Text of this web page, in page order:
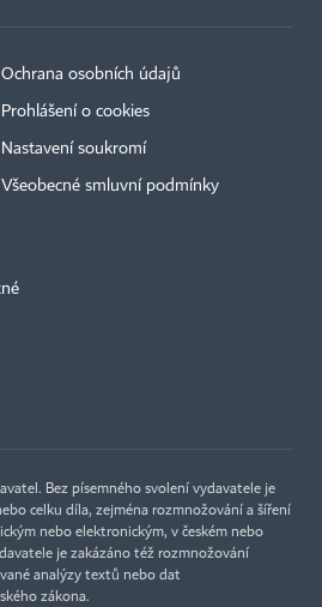
Ochrana osobních údajů
Prohlášení o cookies
Nastavení soukromí
Všeobecné smluvní podmínky
Bez písemného svolení vydavatele je
celku díla, zejména rozmnožování a šíření
nebo elektronickým, v českém nebo
je zakázáno též rozmnožování
analýzy textů nebo dat
zákona.